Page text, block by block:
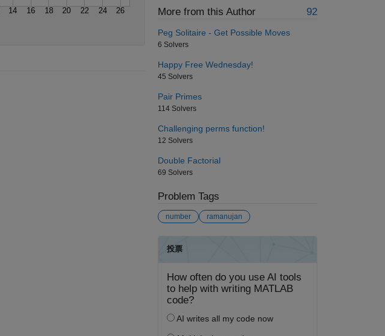
14 16 18 20 22 24 26 More from this Author 92
Peg Solitaire - Get Possible Moves
6 Solvers
Happy Free Wednesday!
45 Solvers
Pair Primes
114 Solvers
Challenging perms function!
12 Solvers
Double Factorial
69 Solvers
Problem Tags
number ramanujan